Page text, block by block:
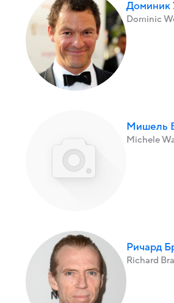
Доминик
Dominic
Мишель
Michele
Ричард
Richard